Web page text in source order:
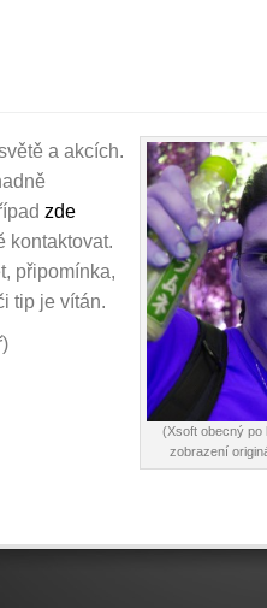
(Xsoft obecný po
zobrazení
a akcích.
zde
kontaktovat.
připomínka,
tip je vítán.